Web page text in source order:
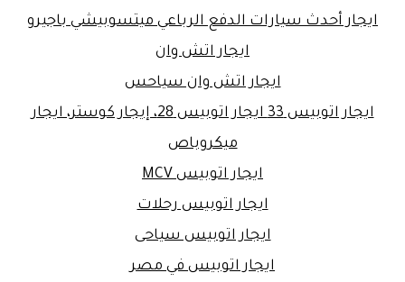
ايجار أحدث سيارات الدفع الرباعي ميتسوبيشي باجيرو
ايجار اتش وان
ايجار اتش وان سياحس
ايجار اتوبيس 33 ايجار اتوبيس 28، إيجار كوستر، ايجار
ميكروباص
ايجار اتوبيس MCV
ايجار اتوبيس رحلات
ايجار اتوبيس سياحى
ايجار اتوبيس في مصر